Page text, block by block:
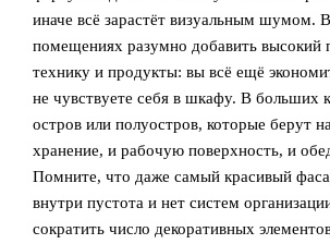
иначе всё зарастёт визуальным шумом.
помещениях разумно добавить высокий
технику и продукты: вы всё ещё
не чувствуете себя в шкафу. В больших
остров или полуостров, которые берут
хранение, и рабочую поверхность, и
Помните, что даже самый красивый
внутри пустота и нет систем
сократить число декоративных